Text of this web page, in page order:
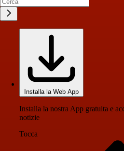
Installa la Web App
Installa la nostra App gratuita e
notizie
Tocca